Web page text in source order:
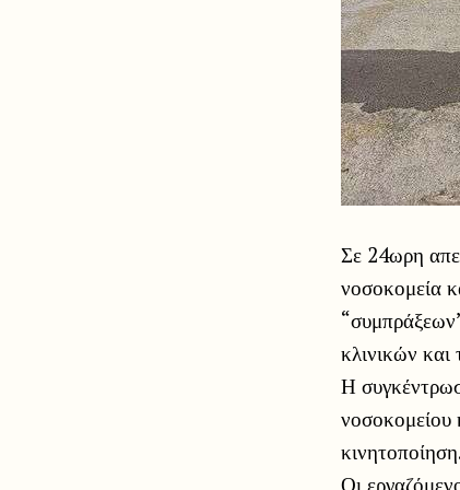
Σε 24ωρη
νοσοκομεία
κλινικών
Η
νοσοκομείου
Οι